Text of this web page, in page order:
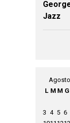
Jazz
L M M G
3 4 5 6